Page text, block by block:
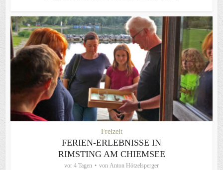
Freizeit
FERIEN-ERLEBNISSE IN
RIMSTING AM CHIEMSEE
vor 4 Tagen von Anton Hötzelsperger